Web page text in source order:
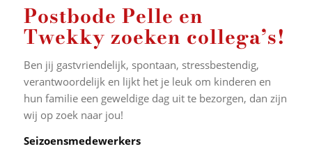
Postbode Pelle en
Twekky zoeken collega’s!
Ben jij gastvriendelijk, spontaan, stressbestendig,
verantwoordelijk en lijkt het je leuk om kinderen en
hun familie een geweldige dag uit te bezorgen, dan zijn
wij op zoek naar jou!
Seizoensmedewerkers